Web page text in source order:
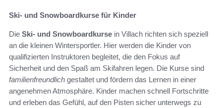
Ski- und Snowboardkurse für Kinder
Die Ski- und Snowboardkurse in Villach richten sich speziell
an die kleinen Wintersportler. Hier werden die Kinder von
qualifizierten Instruktoren begleitet, die den Fokus auf
Sicherheit und den Spaß am Skifahren legen. Die Kurse sind
familienfreundlich gestaltet und fördern das Lernen in einer
angenehmen Atmosphäre. Kinder machen schnell Fortschritte
und erleben das Gefühl, auf den Pisten sicher unterwegs zu